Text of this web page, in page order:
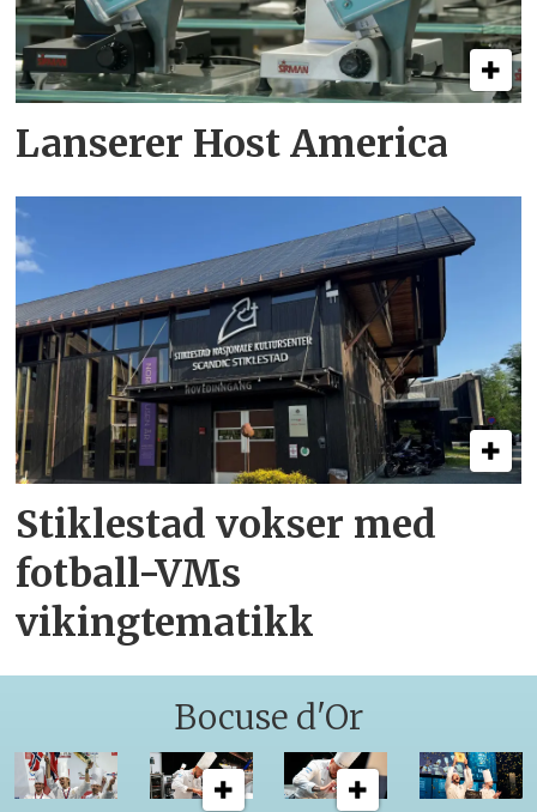
Lanserer Host America
Stiklestad vokser med
fotball-VMs
vikingtematikk
Bocuse d'Or